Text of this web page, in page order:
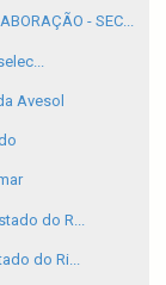
- SEC...
Avesol
do R...
do Ri...